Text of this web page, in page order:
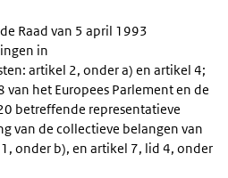
Raad van 5 april 1993
in
artikel 2, onder a) en artikel 4;
het Europees Parlement en de
betreffende representatieve
van de collectieve belangen van
onder b), en artikel 7, lid 4, onder